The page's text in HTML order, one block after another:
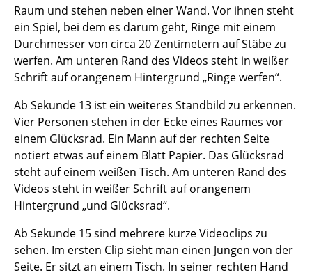
Raum und stehen neben einer Wand. Vor ihnen steht
ein Spiel, bei dem es darum geht, Ringe mit einem
Durchmesser von circa 20 Zentimetern auf Stäbe zu
werfen. Am unteren Rand des Videos steht in weißer
Schrift auf orangenem Hintergrund „Ringe werfen“.
Ab Sekunde 13 ist ein weiteres Standbild zu erkennen.
Vier Personen stehen in der Ecke eines Raumes vor
einem Glücksrad. Ein Mann auf der rechten Seite
notiert etwas auf einem Blatt Papier. Das Glücksrad
steht auf einem weißen Tisch. Am unteren Rand des
Videos steht in weißer Schrift auf orangenem
Hintergrund „und Glücksrad“.
Ab Sekunde 15 sind mehrere kurze Videoclips zu
sehen. Im ersten Clip sieht man einen Jungen von der
Seite. Er sitzt an einem Tisch. In seiner rechten Hand